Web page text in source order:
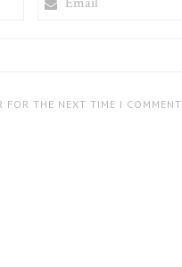
FOR THE NEXT TIME I COMMENT.